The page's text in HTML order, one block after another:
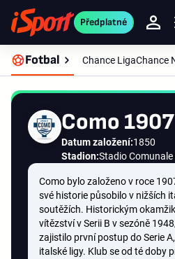
Předplatné
Fotbal Chance LigaChance
Como 1907
Datum založení:1850
Stadion:Stadio
Como bylo založeno v roce
své historie působilo v nižších
soutěžích. Historickým
vítězství v Serii B v sezóně
zajistilo první postup do Serie
italské ligy. Klub se od té doby